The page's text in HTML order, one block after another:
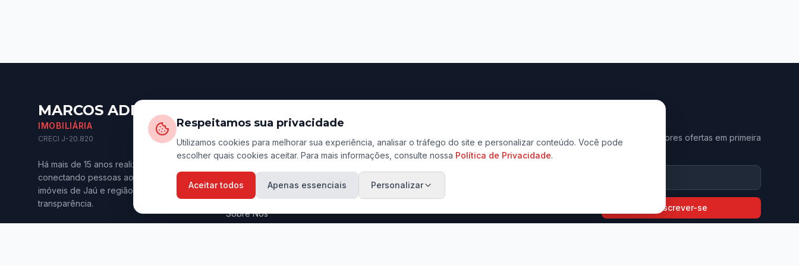
MARCOS ADRIANO
IMOBILIÁRIA
CRECI J-20.820
Há mais de 15 anos realizando sonhos e
conectando pessoas aos melhores
imóveis de Jaú e região. Confiança e
transparência.
Início
Imóveis para Venda
Imóveis para Aluguel
Anuncie seu Imóvel
Sobre Nós
Rua Tenente Lopes, 801
Centro, Jaú - SP
(14) 3601-3456 / (14) 99794-6397
Newsletter
Receba as melhores ofertas em primeira
mão.
Inscrever-se
Respeitamos sua privacidade
Utilizamos cookies para melhorar sua experiência, analisar o tráfego do site e personalizar conteúdo. Você pode
escolher quais cookies aceitar. Para mais informações, consulte nossa Política de Privacidade.
Aceitar todos Apenas essenciais Personalizar